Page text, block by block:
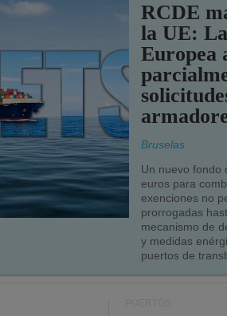
RCDE
la UE:
Europea
Bruselas
Un nuevo fondo
euros para
exenciones no
prorrogadas
mecanismo de
y medidas
puertos de